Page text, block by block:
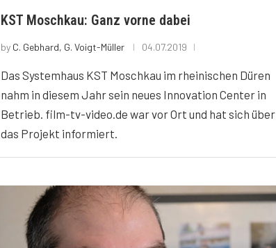
KST Moschkau: Ganz vorne dabei
by C. Gebhard, G. Voigt-Müller 04.07.2019
Das Systemhaus KST Moschkau im rheinischen Düren
nahm in diesem Jahr sein neues Innovation Center in
Betrieb. film-tv-video.de war vor Ort und hat sich über
das Projekt informiert.